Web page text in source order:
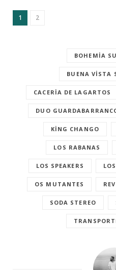
1 2
BOHEMIA
BUENA VISTA
CACERIA DE LAGARTOS
DUO
KING CHANGO
LOS RABANAS
LOS SPEAKERS
OS MUTANTES
SODA STEREO